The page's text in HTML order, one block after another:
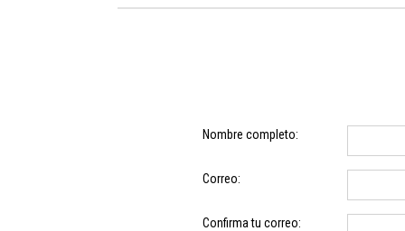
Nombre completo:
Correo:
Confirma tu correo: